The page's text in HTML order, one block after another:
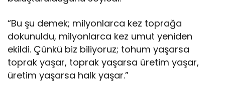
“Bu şu demek; milyonlarca kez toprağa
dokunuldu, milyonlarca kez umut yeniden
ekildi. Çünkü biz biliyoruz; tohum yaşarsa
toprak yaşar, toprak yaşarsa üretim yaşar,
üretim yaşarsa halk yaşar.”